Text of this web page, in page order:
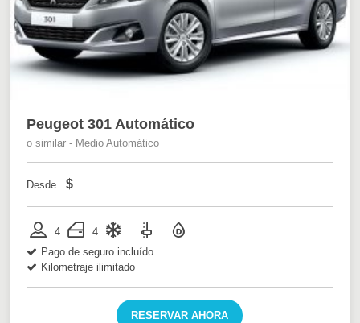
Peugeot 301 Automático
o similar - Medio Automático
Desde $
4
4
Pago de seguro incluído
Kilometraje ilimitado
RESERVAR AHORA